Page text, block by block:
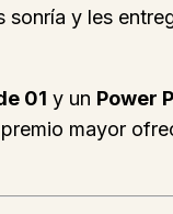
y les
01 y un Power
mayor